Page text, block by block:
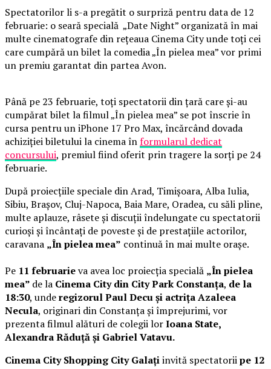
Spectatorilor li s-a pregătit o surpriză pentru data de 12
februarie: o seară specială „Date Night” organizată în mai
multe cinematografe din rețeaua Cinema City unde toți cei
care cumpără un bilet la comedia „În pielea mea” vor primi
un premiu garantat din partea Avon.
Până pe 23 februarie, toți spectatorii din țară care și-au
cumpărat bilet la filmul „În pielea mea” se pot înscrie în
cursa pentru un iPhone 17 Pro Max, încărcând dovada
achiziției biletului la cinema înformularul dedicat
concursului, premiul fiind oferit prin tragere la sorți pe 24
februarie.
După proiecțiile speciale din Arad, Timișoara, Alba Iulia,
Sibiu, Brașov, Cluj-Napoca, Baia Mare, Oradea, cu săli pline,
multe aplauze, râsete și discuții îndelungate cu spectatorii
curioși și încântați de poveste și de prestațiile actorilor,
caravana „În pielea mea” continuă în mai multe orașe.
Pe 11 februarieva avea loc proiecția specială „În pielea
mea” de la Cinema City din City Park Constanța, de la
18:30, underegizorul Paul Decu și actrița Azaleea
Necula, originari din Constanța și împrejurimi, vor
prezenta filmul alături de colegii lorIoana State,
Alexandra Răduță și Gabriel Vatavu.
Cinema City Shopping City Galațiinvită spectatoriipe 12